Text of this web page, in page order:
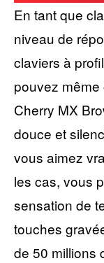
En tant que
niveau de
claviers à
pouvez
Cherry MX
douce et
vous aimez
les cas, vous
sensation de
touches
de 50 millions